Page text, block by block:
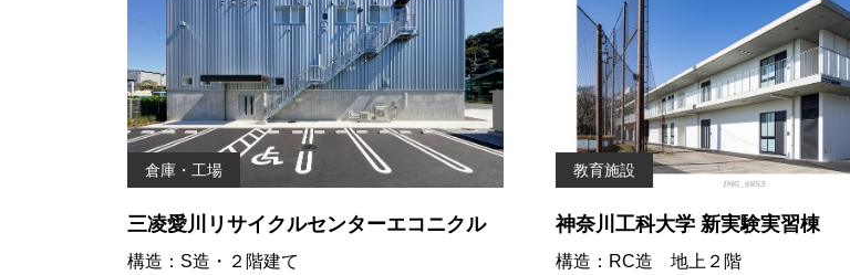
倉庫・工場
三凌愛川リサイクルセンターエコニクル
構造：S造・２階建て
教育施設
神奈川工科大学 新実験実習棟
構造：RC造 地上２階